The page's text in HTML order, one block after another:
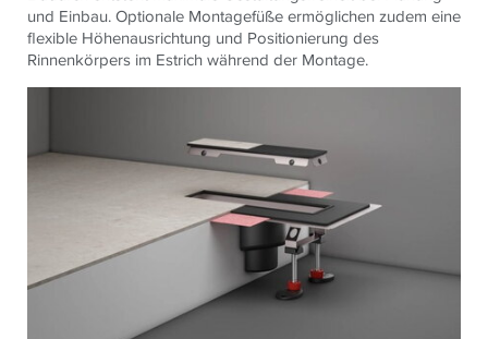
und Einbau. Optionale Montagefüße ermöglichen zudem eine
flexible Höhenausrichtung und Positionierung des
Rinnenkörpers im Estrich während der Montage.